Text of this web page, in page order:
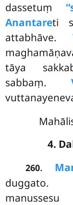
dassetuṃ
Anantareti
attabhāve.
tāya
sabbaṃ.
4.
260.